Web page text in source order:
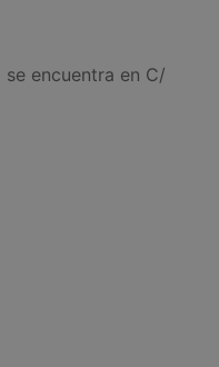
encuentra en C/